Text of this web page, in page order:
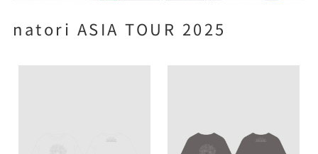
natori ASIA TOUR 2025